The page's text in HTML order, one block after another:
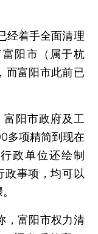
着手全面清理
阳市（属于杭
而富阳市此前已
阳市政府及工
多项精简到现在
政单位还绘制
政事项，均可以
富阳市权力清